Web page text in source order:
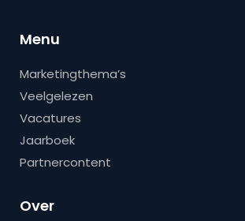
Menu
Marketingthema’s
Veelgelezen
Vacatures
Jaarboek
Partnercontent
Over